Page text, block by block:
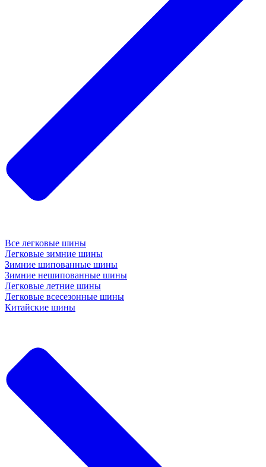
Все легковые шины
Легковые зимние шины
Зимние шипованные шины
Зимние нешипованные шины
Легковые летние шины
Легковые всесезонные шины
Китайские шины